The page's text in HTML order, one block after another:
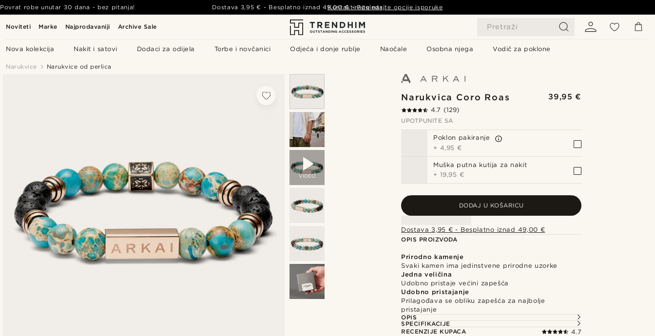
Noviteti Marke Najprodavaniji Archive Sale Pretraži
Nova kolekcija Nakit i satovi Dodaci za odijela Torbe i novčanici Odjeća i donje rublje Naočale Osobna njega Vodič za poklone
Povrat robe unutar 30 dana - bez pitanja! Dostava 3,95 € - Besplatno iznad49,00 € - Pogledajte opcije isporuke
Kontaktirajte nas
Narukvice Narukvice od perlica
VIDEO
Narukvica Coro Roas 39,95 €
4.7 (129)
UPOTPUNITE SA
Poklon pakiranje
+ 4,95 €
Muška putna kutija za nakit
+ 19,95 €
DODAJ U KOŠARICU
Dostava 3,95 € - Besplatno iznad 49,00 €
OPIS PROIZVODA
Prirodno kamenje
Svaki kamen ima jedinstvene prirodne uzorke
Jedna veličina
Udobno pristaje većini zapešća
Udobno pristajanje
Prilagođava se obliku zapešća za najbolje
pristajanje
OPIS
SPECIFIKACIJE
RECENZIJE KUPACA
4.7